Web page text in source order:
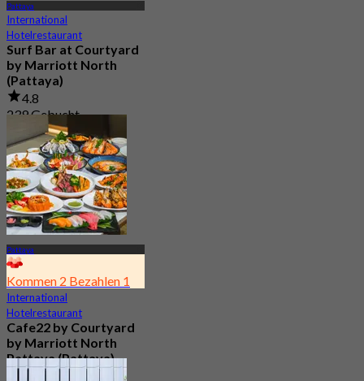
Pattaya
International
Hotelrestaurant
Surf Bar at Courtyard
by Marriott North
(Pattaya)
4.8
239 Gebucht
฿ 649.5
Pattaya
Kommen 2 Bezahlen 1
International
Hotelrestaurant
Cafe22 by Courtyard
by Marriott North
Pattaya (Pattaya)